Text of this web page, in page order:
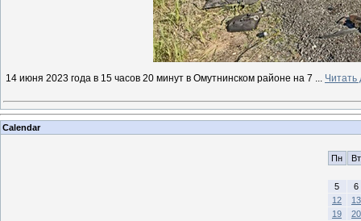
14 июня 2023 года в 15 часов 20 минут в Омутнинском районе на 7 ... Читать
Calendar
Пн Вт
5
6
12
13
19
20